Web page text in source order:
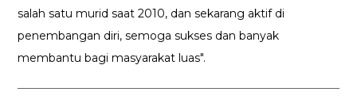
salah satu murid saat 2010, dan sekarang aktif di
penembangan diri, semoga sukses dan banyak
membantu bagi masyarakat luas".